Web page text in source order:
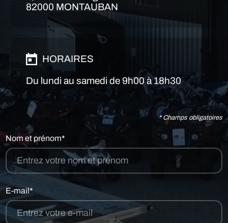
82000 MONTAUBAN
HORAIRES
Du lundi au samedi de 9h00 à 18h30
* Champs obligatoires
Nom et prénom*
E-mail*